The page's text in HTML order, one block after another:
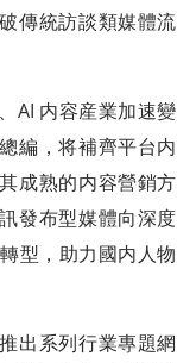
傳統訪談類媒體流
内容産業加速變
編，将補齊平台内
成熟的内容營銷方
發布型媒體向深度
型，助力國内人物
出系列行業專題網